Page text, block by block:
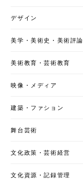
デザイン
美学・美術史・美術評論
美術教育・芸術教育
映像・メディア
建築・ファション
舞台芸術
文化政策・芸術経営
文化資源・記録管理